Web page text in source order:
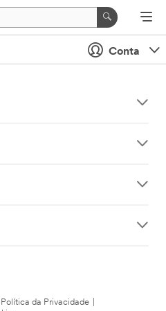
Conta
Política da Privacidade